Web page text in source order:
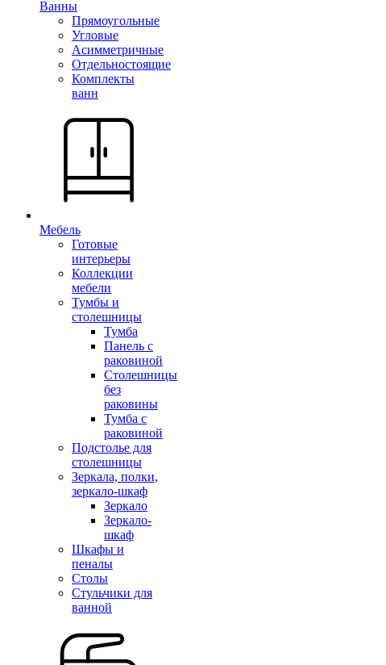
Ванны
Прямоугольные
Угловые
Асимметричные
Отдельностоящие
Комплекты
ванн
Мебель
Готовые
интерьеры
Коллекции
мебели
Тумбы и
столешницы
Тумба
Панель с
раковиной
Столешницы
без
раковины
Тумба с
раковиной
Подстолье для
столешницы
Зеркала, полки,
зеркало-шкаф
Зеркало
Зеркало-
шкаф
Шкафы и
пеналы
Столы
Стульчики для
ванной